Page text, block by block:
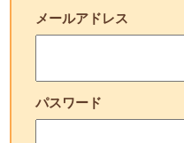
メールアドレス
パスワード